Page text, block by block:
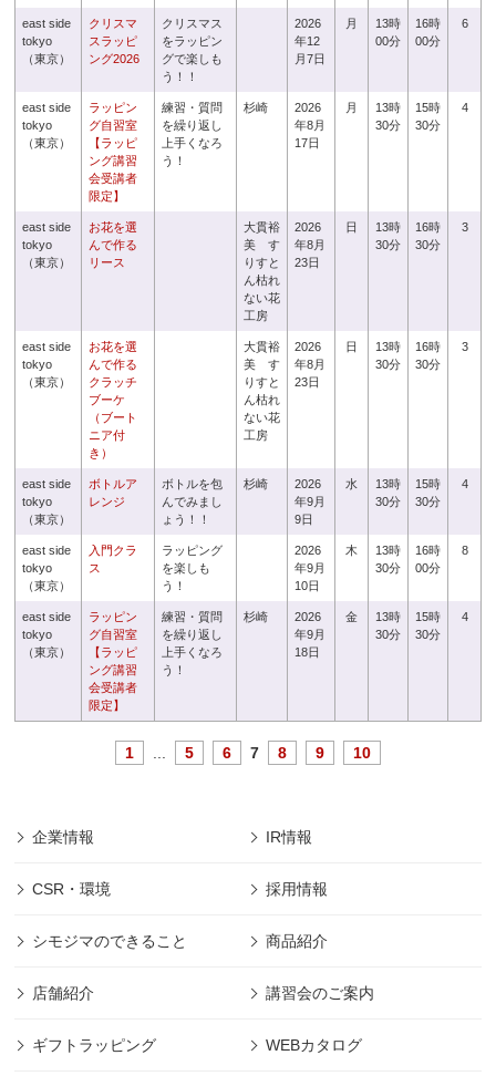
east side
tokyo
（東京）
クリスマ
スラッピ
ング2026
クリスマス
をラッピン
グで楽しも
う！！
2026
年12
月7日
月
13時
00分
16時
00分
6
east side
tokyo
（東京）
ラッピン
グ自習室
【ラッピ
ング講習
会受講者
限定】
練習・質問
を繰り返し
上手くなろ
う！
杉崎
2026
年8月
17日
月
13時
30分
15時
30分
4
east side
tokyo
（東京）
お花を選
んで作る
リース
大貫裕
美 す
りすと
ん枯れ
ない花
工房
2026
年8月
23日
日
13時
30分
16時
30分
3
east side
tokyo
（東京）
お花を選
んで作る
クラッチ
ブーケ
（ブート
ニア付
き）
大貫裕
美 す
りすと
ん枯れ
ない花
工房
2026
年8月
23日
日
13時
30分
16時
30分
3
east side
tokyo
（東京）
ボトルア
レンジ
ボトルを包
んでみまし
ょう！！
杉崎
2026
年9月
9日
水
13時
30分
15時
30分
4
east side
tokyo
（東京）
入門クラ
ス
ラッピング
を楽しも
う！
2026
年9月
10日
木
13時
30分
16時
00分
8
east side
tokyo
（東京）
ラッピン
グ自習室
【ラッピ
ング講習
会受講者
限定】
練習・質問
を繰り返し
上手くなろ
う！
杉崎
2026
年9月
18日
金
13時
30分
15時
30分
4
1 5 6 7 8 9 10
企業情報 IR情報
CSR・環境 採用情報
シモジマのできること 商品紹介
店舗紹介 講習会のご案内
ギフトラッピング WEBカタログ